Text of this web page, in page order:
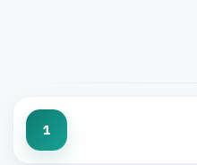
1